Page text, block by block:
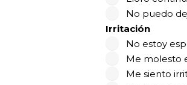
No puedo
Irritación
No estoy
Me molesto
Me siento